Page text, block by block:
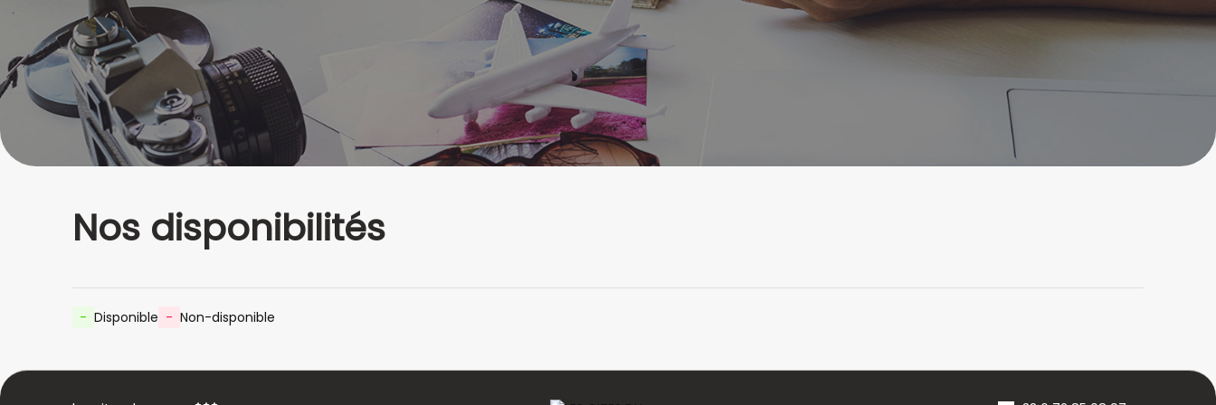
Nos disponibilités
- Disponible - Non-disponible